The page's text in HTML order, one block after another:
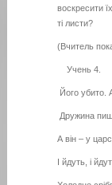
воскресити
ті листи?
(Вчитель
Учень 4.
Його убито.
Дружина
А він – у
І йдуть, і